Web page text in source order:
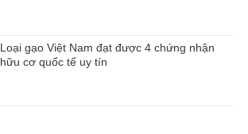
Loại gạo Việt Nam đạt được 4 chứng nhận
hữu cơ quốc tế uy tín